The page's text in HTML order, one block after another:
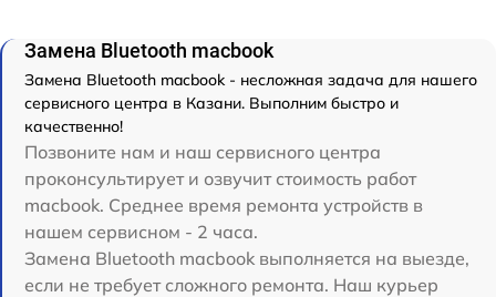
Замена Bluetooth macbook
Замена Bluetooth macbook - несложная задача для нашего
сервисного центра в Казани. Выполним быстро и
качественно!
Позвоните нам и наш сервисного центра
проконсультирует и озвучит стоимость работ
macbook. Среднее время ремонта устройств в
нашем сервисном - 2 часа.
Замена Bluetooth macbook выполняется на выезде,
если не требует сложного ремонта. Наш курьер